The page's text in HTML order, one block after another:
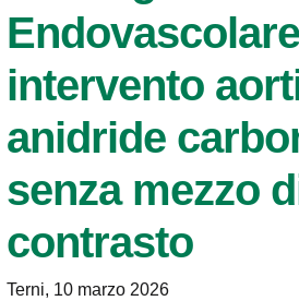
intervento
anidride
senza mezzo
contrasto
Terni, 10 marzo 2026